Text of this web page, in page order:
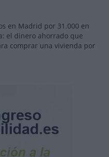
en Madrid por 31.000 en
el dinero ahorrado que
comprar una vivienda por